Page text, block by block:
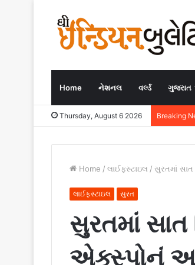
Home નેશનલ વર્લ્ડ ગુજરાત
Thursday, August 6 2026 Breaking
Home / લાઈફસ્ટાઇલ / સુરતમાં
લાઈફસ્ટાઇલ સુરત
સુરતમાં
એક્સ્પોનું